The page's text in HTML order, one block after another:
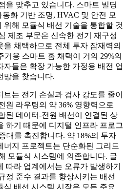
을 맞추고 있습니다. 스마트 빌딩
화 기반 조명, HVAC 및 안전 모
위해 모듈식 배선 기술을 통합할 것
제조 부문은 신속한 전기 재구성
채택하므로 전체 투자 잠재력의
거용 스마트 홈 채택이 거의 29%의
자들은 확장 가능한 가정용 배전 업
망을 찾습니다.
는 전기 손실과 검사 강도를 줄이
원 라우팅의 약 36% 영향력으로
된 데이터-전원 배선이 연결된 상
하기 때문에 디지털 인프라 프로그
대를 촉진합니다. 약 18%의 투자
너지 프로젝트는 단순화된 그리드
모듈식 시스템에 의존합니다. 글
따라 업계에서는 오류가 발생하기
정 준수 결과를 향상시키는 배선
식 배선 시스템 시장은 모든 주요